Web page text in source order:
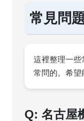
常見問
這裡整理一些
常問的。希望
Q: 名古屋